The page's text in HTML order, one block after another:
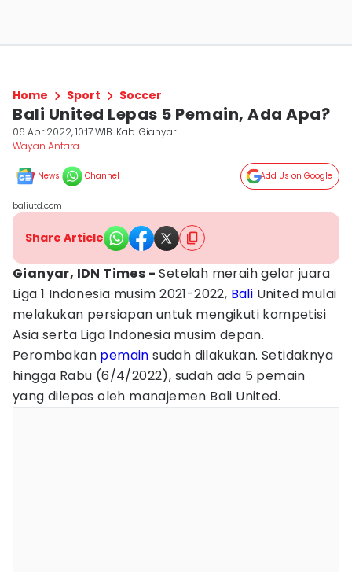
Home Sport Soccer
Bali United Lepas 5 Pemain, Ada Apa?
06 Apr 2022, 10:17 WIB Kab. Gianyar
Wayan Antara
News Channel Add Us on Google
baliutd.com
Share Article
Gianyar, IDN Times - Setelah meraih gelar juara
Liga 1 Indonesia musim 2021-2022, Bali United mulai
melakukan persiapan untuk mengikuti kompetisi
Asia serta Liga Indonesia musim depan.
Perombakan pemain sudah dilakukan. Setidaknya
hingga Rabu (6/4/2022), sudah ada 5 pemain
yang dilepas oleh manajemen Bali United.